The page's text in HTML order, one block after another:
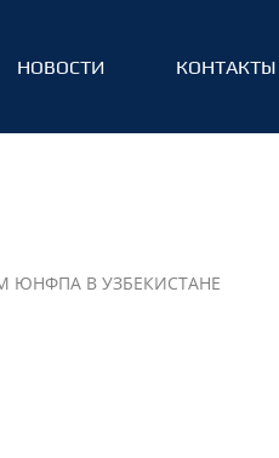
НОВОСТИ КОНТАКТЫ
ЮНФПА В УЗБЕКИСТАНЕ